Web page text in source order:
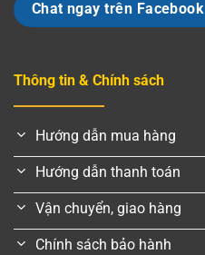
Chat ngay trên Facebook
Thông tin & Chính sách
Hướng dẫn mua hàng
Hướng dẫn thanh toán
Vận chuyển, giao hàng
Chính sách bảo hành